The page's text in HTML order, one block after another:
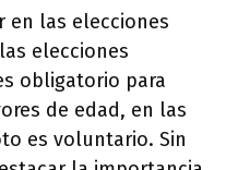
en las elecciones
elecciones
obligatorio para
de edad, en las
es voluntario. Sin